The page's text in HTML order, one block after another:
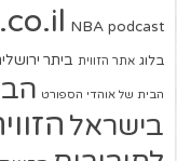
NBA podcast
בלוג אתר הזווית ביתר
הבית של אוהדי הספורט
בישראל